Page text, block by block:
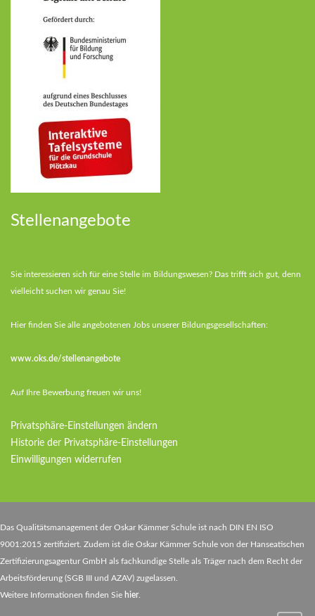
Stellenangebote
Sie interessieren sich für eine Stelle im Bildungswesen? Das trifft sich gut, denn
vielleicht suchen wir genau Sie!
Hier finden Sie alle angebotenen Jobs unserer Bildungsgesellschaften:
www.oks.de/stellenangebote
Auf Ihre Bewerbung freuen wir uns!
Privatsphäre-Einstellungen ändern
Historie der Privatsphäre-Einstellungen
Einwilligungen widerrufen
Das Qualitätsmanagement der Oskar Kämmer Schule ist nach DIN EN ISO
9001:2015 zertifiziert. Zudem ist die Oskar Kämmer Schule von der Hanseatischen
Zertifizierungsagentur GmbH als fachkundige Stelle als Träger nach dem Recht der
Arbeitsförderung (SGB III und AZAV) zugelassen.
Weitere Informationen finden Sie hier.